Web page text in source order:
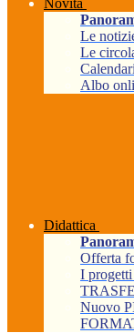
Novità
Le
Le
Albo
Didattica
Offerta
I progetti
Nuovo